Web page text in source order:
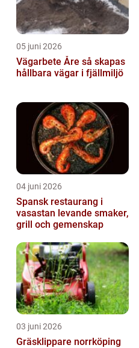
05 juni 2026
Vägarbete Åre så skapas
hållbara vägar i fjällmiljö
04 juni 2026
Spansk restaurang i
vasastan levande smaker,
grill och gemenskap
03 juni 2026
Gräsklippare norrköping